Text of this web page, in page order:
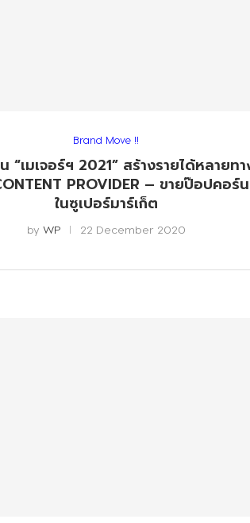
Brand Move !!
“เมเจอร์ฯ 2021” สร้างรายได้หลายท
PROVIDER – ขายป๊อปคอร์น
ในซูเปอร์มาร์เก็ต
by WP 22 December 2020